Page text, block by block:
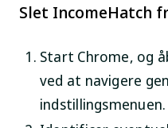
Slet IncomeHatch
Start Chrome, og
ved at navigere
indstillingsmenuen.